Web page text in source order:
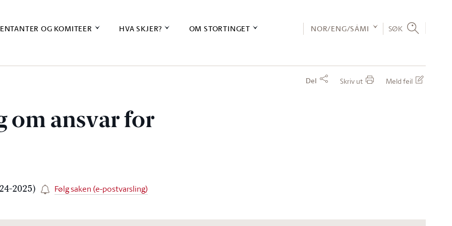
OG KOMITEER HVA SKJER? OM STORTINGET NOR/ENG/SÁMI SØK
Del Skriv ut Meld feil
om ansvar for
2025) Følg saken (e-postvarsling)